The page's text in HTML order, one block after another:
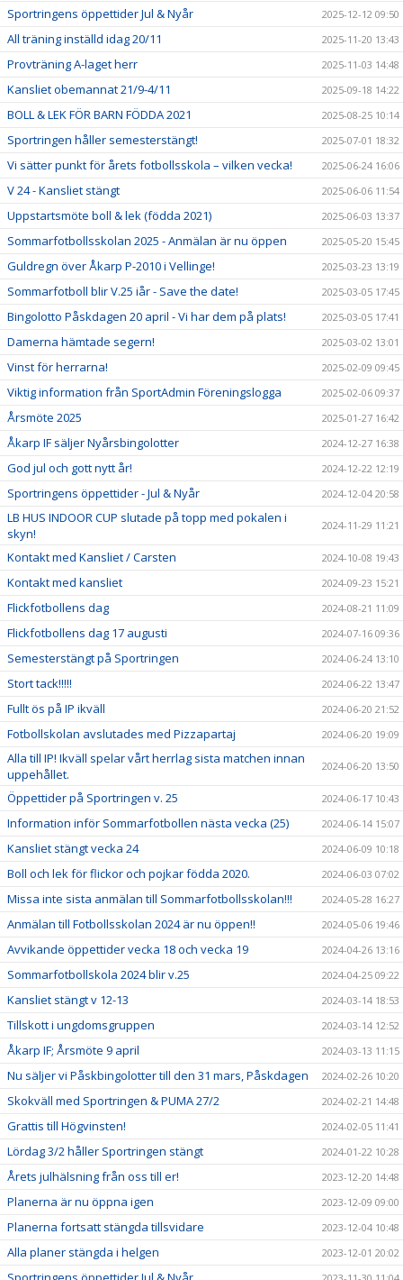
Sportringens öppettider Jul & Nyår 2025-12-12 09:50
All träning inställd idag 20/11 2025-11-20 13:43
Provträning A-laget herr 2025-11-03 14:48
Kansliet obemannat 21/9-4/11 2025-09-18 14:22
BOLL & LEK FÖR BARN FÖDDA 2021 2025-08-25 10:14
Sportringen håller semesterstängt! 2025-07-01 18:32
Vi sätter punkt för årets fotbollsskola – vilken vecka! 2025-06-24 16:06
V 24 - Kansliet stängt 2025-06-06 11:54
Uppstartsmöte boll & lek (födda 2021) 2025-06-03 13:37
Sommarfotbollsskolan 2025 - Anmälan är nu öppen 2025-05-20 15:45
Guldregn över Åkarp P-2010 i Vellinge! 2025-03-23 13:19
Sommarfotboll blir V.25 iår - Save the date! 2025-03-05 17:45
Bingolotto Påskdagen 20 april - Vi har dem på plats! 2025-03-05 17:41
Damerna hämtade segern! 2025-03-02 13:01
Vinst för herrarna! 2025-02-09 09:45
Viktig information från SportAdmin Föreningslogga 2025-02-06 09:37
Årsmöte 2025 2025-01-27 16:42
Åkarp IF säljer Nyårsbingolotter 2024-12-27 16:38
God jul och gott nytt år! 2024-12-22 12:19
Sportringens öppettider - Jul & Nyår 2024-12-04 20:58
LB HUS INDOOR CUP slutade på topp med pokalen i
skyn!
2024-11-29 11:21
Kontakt med Kansliet / Carsten 2024-10-08 19:43
Kontakt med kansliet 2024-09-23 15:21
Flickfotbollens dag 2024-08-21 11:09
Flickfotbollens dag 17 augusti 2024-07-16 09:36
Semesterstängt på Sportringen 2024-06-24 13:10
Stort tack!!!!! 2024-06-22 13:47
Fullt ös på IP ikväll 2024-06-20 21:52
Fotbollskolan avslutades med Pizzapartaj 2024-06-20 19:09
Alla till IP! Ikväll spelar vårt herrlag sista matchen innan
uppehållet.
2024-06-20 13:50
Öppettider på Sportringen v. 25 2024-06-17 10:43
Information inför Sommarfotbollen nästa vecka (25) 2024-06-14 15:07
Kansliet stängt vecka 24 2024-06-09 10:18
Boll och lek för flickor och pojkar födda 2020. 2024-06-03 07:02
Missa inte sista anmälan till Sommarfotbollsskolan!!! 2024-05-28 16:27
Anmälan till Fotbollsskolan 2024 är nu öppen!! 2024-05-06 19:46
Avvikande öppettider vecka 18 och vecka 19 2024-04-26 13:16
Sommarfotbollskola 2024 blir v.25 2024-04-25 09:22
Kansliet stängt v 12-13 2024-03-14 18:53
Tillskott i ungdomsgruppen 2024-03-14 12:52
Åkarp IF; Årsmöte 9 april 2024-03-13 11:15
Nu säljer vi Påskbingolotter till den 31 mars, Påskdagen 2024-02-26 10:20
Skokväll med Sportringen & PUMA 27/2 2024-02-21 14:48
Grattis till Högvinsten! 2024-02-05 11:41
Lördag 3/2 håller Sportringen stängt 2024-01-22 10:28
Årets julhälsning från oss till er! 2023-12-20 14:48
Planerna är nu öppna igen 2023-12-09 09:00
Planerna fortsatt stängda tillsvidare 2023-12-04 10:48
Alla planer stängda i helgen 2023-12-01 20:02